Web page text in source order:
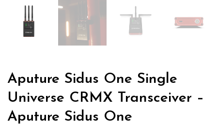
Aputure Sidus One Single
Universe CRMX Transceiver –
Aputure Sidus One